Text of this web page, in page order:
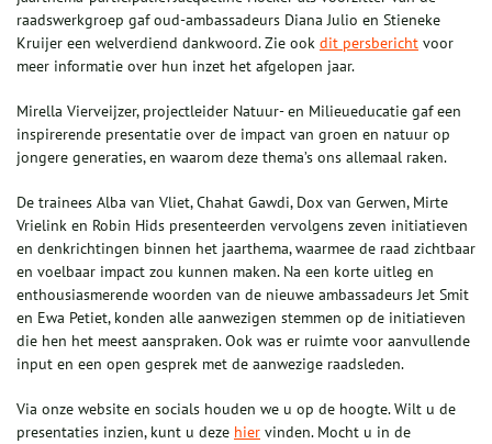
raadswerkgroep gaf oud-ambassadeurs Diana Julio en Stieneke
Kruijer een welverdiend dankwoord. Zie ook dit persbericht voor
meer informatie over hun inzet het afgelopen jaar.
Mirella Vierveijzer, projectleider Natuur- en Milieueducatie gaf een
inspirerende presentatie over de impact van groen en natuur op
jongere generaties, en waarom deze thema’s ons allemaal raken.
De trainees Alba van Vliet, Chahat Gawdi, Dox van Gerwen, Mirte
Vrielink en Robin Hids presenteerden vervolgens zeven initiatieven
en denkrichtingen binnen het jaarthema, waarmee de raad zichtbaar
en voelbaar impact zou kunnen maken. Na een korte uitleg en
enthousiasmerende woorden van de nieuwe ambassadeurs Jet Smit
en Ewa Petiet, konden alle aanwezigen stemmen op de initiatieven
die hen het meest aanspraken. Ook was er ruimte voor aanvullende
input en een open gesprek met de aanwezige raadsleden.
Via onze website en socials houden we u op de hoogte. Wilt u de
presentaties inzien, kunt u deze hier vinden. Mocht u in de